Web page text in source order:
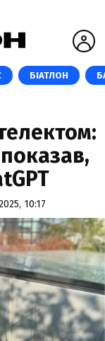
БІАТЛОН
10:17